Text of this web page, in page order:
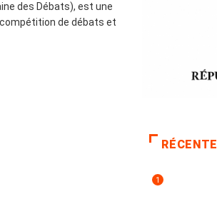
des Débats), est une
de débats et
RÉCENTE
1